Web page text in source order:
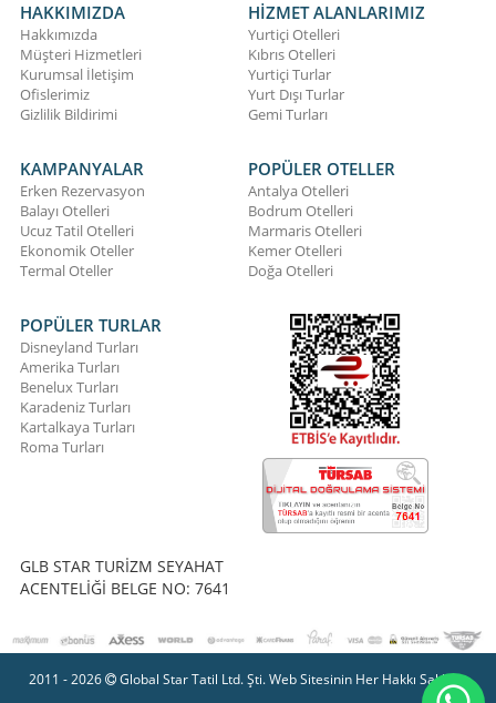
HAKKIMIZDA
Hakkımızda
Müşteri Hizmetleri
Kurumsal İletişim
Ofislerimiz
Gizlilik Bildirimi
HİZMET ALANLARIMIZ
Yurtiçi Otelleri
Kıbrıs Otelleri
Yurtiçi Turlar
Yurt Dışı Turlar
Gemi Turları
KAMPANYALAR
Erken Rezervasyon
Balayı Otelleri
Ucuz Tatil Otelleri
Ekonomik Oteller
Termal Oteller
POPÜLER OTELLER
Antalya Otelleri
Bodrum Otelleri
Marmaris Otelleri
Kemer Otelleri
Doğa Otelleri
POPÜLER TURLAR
Disneyland Turları
Amerika Turları
Benelux Turları
Karadeniz Turları
Kartalkaya Turları
Roma Turları
GLB STAR TURİZM SEYAHAT
ACENTELİĞİ BELGE NO: 7641
2011 - 2026 Global Star Tatil Ltd. Şti. Web Sitesinin Her Hakkı Saklıdır.